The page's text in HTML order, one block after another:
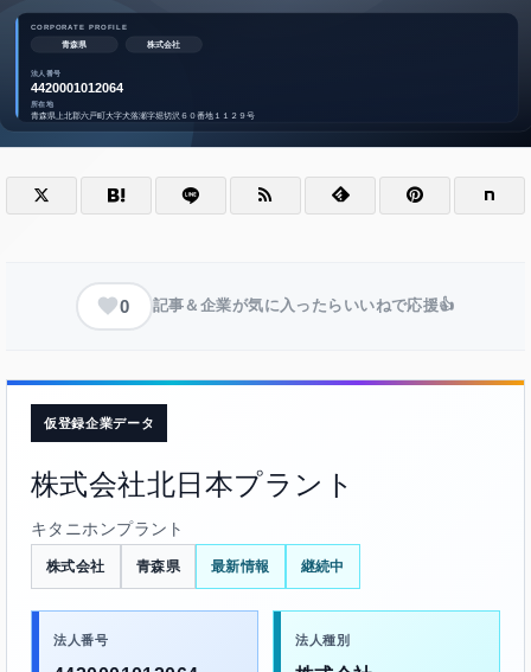
0 記事＆企業が気に入ったらいいねで応援👍
仮登録企業データ
株式会社北日本プラント
キタニホンプラント
株式会社 青森県 最新情報 継続中
法人番号 法人種別